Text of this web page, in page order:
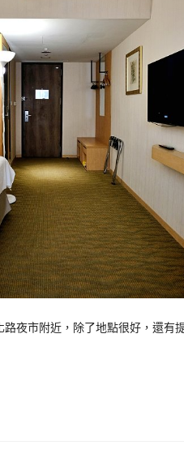
夜市附近，除了地點很好，還有